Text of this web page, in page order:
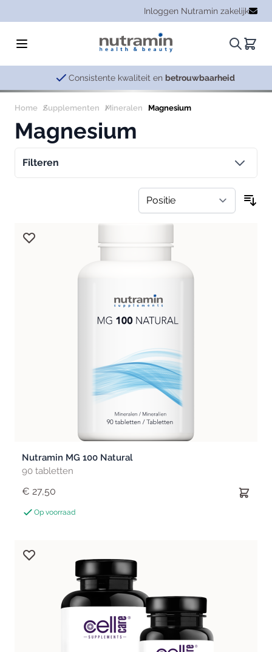
Inloggen Nutramin zakelijk
Zoeken.
Consistente kwaliteit enbetrouwbaarheid
Home Supplementen Mineralen Magnesium
Magnesium
Filteren
Nutramin MG 100 Natural
90 tabletten
€ 27,50
Op voorraad